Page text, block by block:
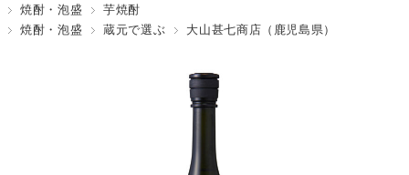
焼酎・泡盛
芋焼酎
焼酎・泡盛
蔵元で選ぶ 大山甚七商店（鹿児島県）